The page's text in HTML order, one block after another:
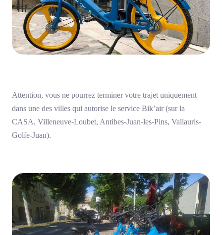
Attention, vous ne pourrez terminer votre trajet uniquement
dans une des villes qui autorise le service Bik’air (sur la
CASA, Villeneuve-Loubet, Antibes-Juan-les-Pins, Vallauris-
Golfe-Juan).